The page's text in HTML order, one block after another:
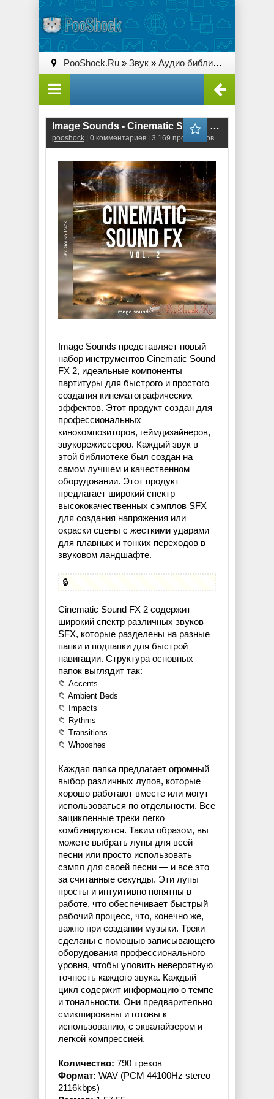
PooShock.Ru » Звук » Аудио библиотеки
Image Sounds - Cinematic Sound FX 2 (WAV)
pooshock | 0 комментариев | 3 169 просмотров
Image Sounds представляет новый
набор инструментов Cinematic Sound
FX 2, идеальные компоненты
партитуры для быстрого и простого
создания кинематографических
эффектов. Этот продукт создан для
профессиональных
кинокомпозиторов, геймдизайнеров,
звукорежиссеров. Каждый звук в
этой библиотеке был создан на
самом лучшем и качественном
оборудовании. Этот продукт
предлагает широкий спектр
высококачественных сэмплов SFX
для создания напряжения или
окраски сцены с жесткими ударами
для плавных и тонких переходов в
звуковом ландшафте.
🔒
Cinematic Sound FX 2 содержит
широкий спектр различных звуков
SFX, которые разделены на разные
папки и подпапки для быстрой
навигации. Структура основных
папок выглядит так:
📁 Accents
📁 Ambient Beds
📁 Impacts
📁 Rythms
📁 Transitions
📁 Whooshes
Каждая папка предлагает огромный
выбор различных лупов, которые
хорошо работают вместе или могут
использоваться по отдельности. Все
зацикленные треки легко
комбинируются. Таким образом, вы
можете выбрать лупы для всей
песни или просто использовать
сэмпл для своей песни — и все это
за считанные секунды. Эти лупы
просты и интуитивно понятны в
работе, что обеспечивает быстрый
рабочий процесс, что, конечно же,
важно при создании музыки. Треки
сделаны с помощью записывающего
оборудования профессионального
уровня, чтобы уловить невероятную
точность каждого звука. Каждый
цикл содержит информацию о темпе
и тональности. Они предварительно
смикшированы и готовы к
использованию, с эквалайзером и
легкой компрессией.
Количество: 790 треков
Формат: WAV (PCM 44100Hz stereo
2116kbps)